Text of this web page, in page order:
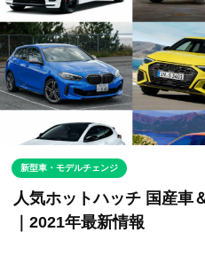
新型車・モデルチェンジ
人気ホットハッチ 国産車
｜2021年最新情報